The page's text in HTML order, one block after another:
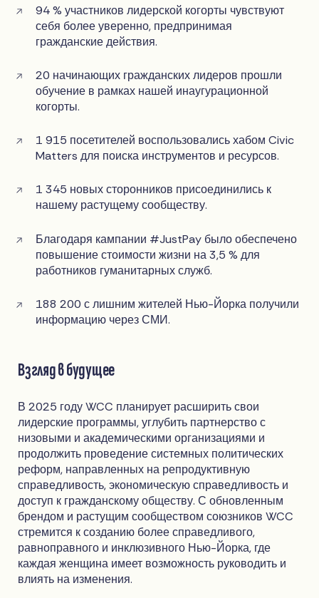
94 % участников лидерской когорты чувствуют
себя более уверенно, предпринимая
гражданские действия.
20 начинающих гражданских лидеров прошли
обучение в рамках нашей инаугурационной
когорты.
1 915 посетителей воспользовались хабом Civic
Matters для поиска инструментов и ресурсов.
1 345 новых сторонников присоединились к
нашему растущему сообществу.
Благодаря кампании #JustPay было обеспечено
повышение стоимости жизни на 3,5 % для
работников гуманитарных служб.
188 200 с лишним жителей Нью-Йорка получили
информацию через СМИ.
Взгляд в будущее
В 2025 году WCC планирует расширить свои
лидерские программы, углубить партнерство с
низовыми и академическими организациями и
продолжить проведение системных политических
реформ, направленных на репродуктивную
справедливость, экономическую справедливость и
доступ к гражданскому обществу. С обновленным
брендом и растущим сообществом союзников WCC
стремится к созданию более справедливого,
равноправного и инклюзивного Нью-Йорка, где
каждая женщина имеет возможность руководить и
влиять на изменения.